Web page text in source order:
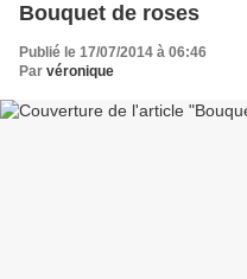
Bouquet de roses
Publié le 17/07/2014 à 06:46
Par véronique